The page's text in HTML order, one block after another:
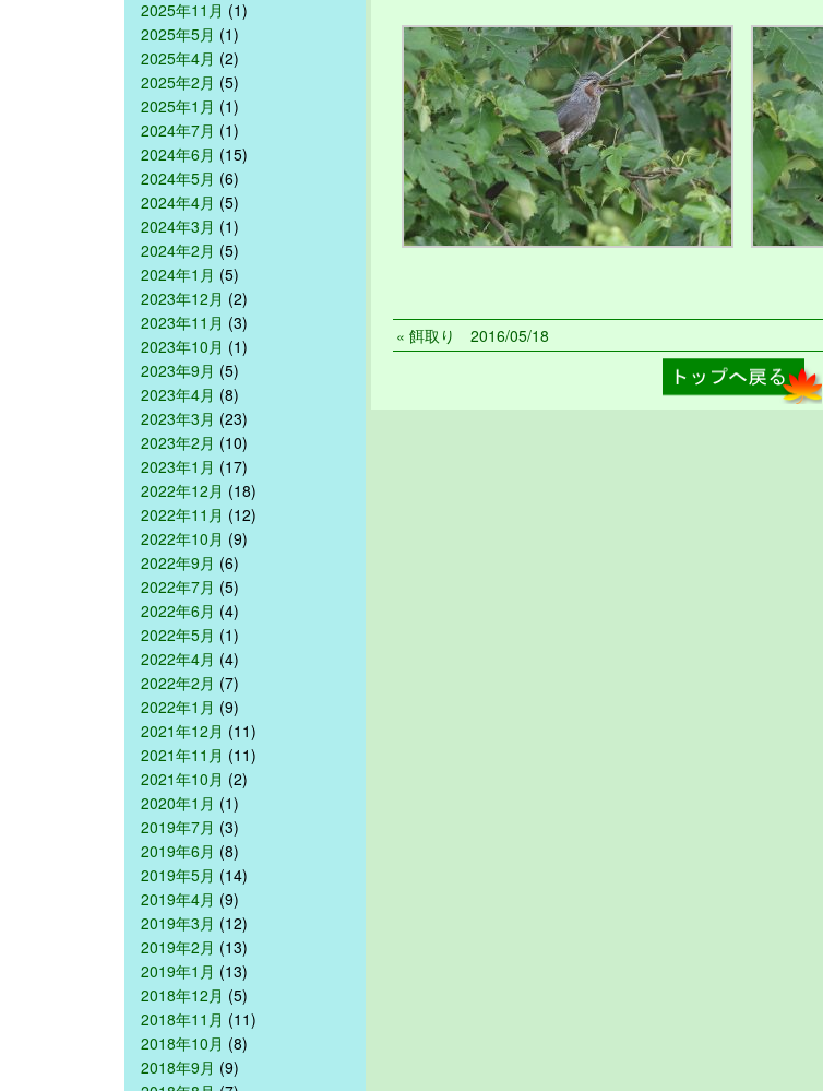
2025年11月 (1)
2025年5月 (1)
2025年4月 (2)
2025年2月 (5)
2025年1月 (1)
2024年7月 (1)
2024年6月 (15)
2024年5月 (6)
2024年4月 (5)
2024年3月 (1)
2024年2月 (5)
2024年1月 (5)
2023年12月 (2)
2023年11月 (3)
2023年10月 (1)
2023年9月 (5)
2023年4月 (8)
2023年3月 (23)
2023年2月 (10)
2023年1月 (17)
2022年12月 (18)
2022年11月 (12)
2022年10月 (9)
2022年9月 (6)
2022年7月 (5)
2022年6月 (4)
2022年5月 (1)
2022年4月 (4)
2022年2月 (7)
2022年1月 (9)
2021年12月 (11)
2021年11月 (11)
2021年10月 (2)
2020年1月 (1)
2019年7月 (3)
2019年6月 (8)
2019年5月 (14)
2019年4月 (9)
2019年3月 (12)
2019年2月 (13)
2019年1月 (13)
2018年12月 (5)
2018年11月 (11)
2018年10月 (8)
2018年9月 (9)
« 餌取り 2016/05/18